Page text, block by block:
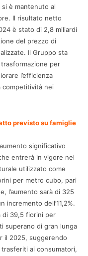
è mantenuto al
Il risultato netto
è stato di 2,8 miliardi
del prezzo di
Il Gruppo sta
per
l’efficienza
competitività nei
previsto su famiglie
significativo
entrerà in vigore nel
utilizzato come
per metro cubo, pari
l’aumento sarà di 325
dell’11,2%.
di 39,5 fiorini per
superano di gran lunga
il 2025, suggerendo
ai consumatori,